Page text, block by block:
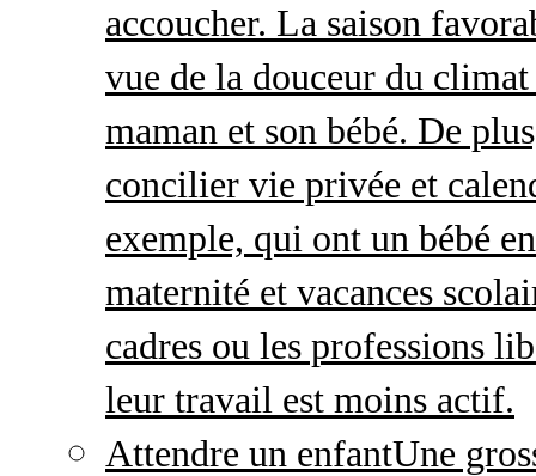
accoucher. La saison
vue de la douceur du
maman et son bébé. De
concilier vie privée et
exemple, qui ont un bébé
maternité et vacances
cadres ou les professions
leur travail est moins actif.
Attendre un enfantUne